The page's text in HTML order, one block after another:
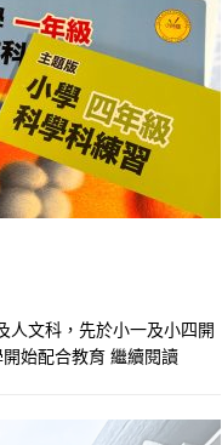
人文科，先於小一及小四開
始配合教育 繼續閱讀